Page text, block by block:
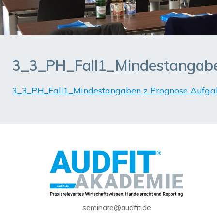
3_3_PH_Fall1_Mindestangaben z Prognose
seminare@audfit.de